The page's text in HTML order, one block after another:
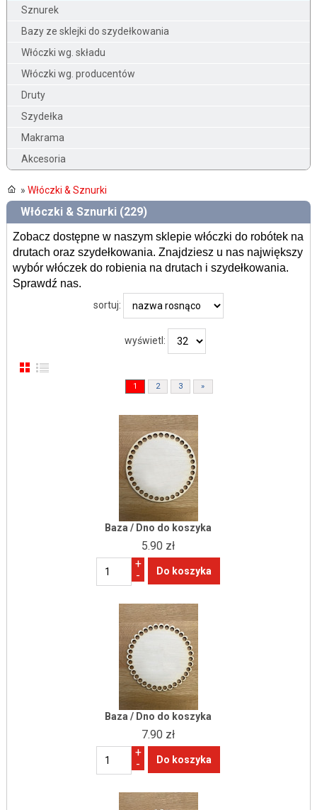
Sznurek
Bazy ze sklejki do szydełkowania
Włóczki wg. składu
Włóczki wg. producentów
Druty
Szydełka
Makrama
Akcesoria
» Włóczki & Sznurki
Włóczki & Sznurki (229)
Zobacz dostępne w naszym sklepie włóczki do robótek na
drutach oraz szydełkowania. Znajdziesz u nas największy
wybór włóczek do robienia na drutach i szydełkowania.
Sprawdź nas.
sortuj:
wyświetl:
1 2 3 »
Baza / Dno do koszyka
5.90 zł
+
-
Baza / Dno do koszyka
7.90 zł
+
-